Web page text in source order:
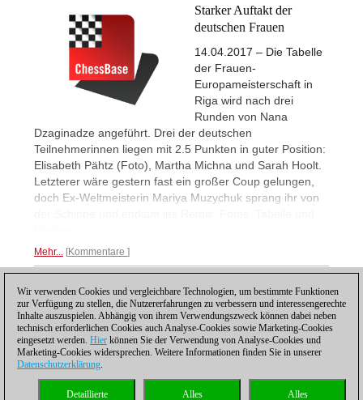
Starker Auftakt der
deutschen Frauen
14.04.2017 – Die Tabelle
der Frauen-
Europameisterschaft in
Riga wird nach drei
Runden von Nana
Dzaginadze angeführt. Drei der deutschen
Teilnehmerinnen liegen mit 2.5 Punkten in guter Position:
Elisabeth Pähtz (Foto), Martha Michna und Sarah Hoolt.
Letzterer wäre gestern fast ein großer Coup gelungen,
doch Ex-Weltmeisterin Mariya Muzychuk sprang ihr von
Mehr... Kommentare
1
Datenschutzhinweis| Kontakt| |Lizenzen
Wir verwenden Cookies und vergleichbare Technologien, um bestimmte Funktionen
zur Verfügung zu stellen, die Nutzererfahrungen zu verbessern und interessengerechte
Inhalte auszuspielen. Abhängig von ihrem Verwendungszweck können dabei neben
technisch erforderlichen Cookies auch Analyse-Cookies sowie Marketing-Cookies
eingesetzt werden. Hier können Sie der Verwendung von Analyse-Cookies und
Marketing-Cookies widersprechen. Weitere Informationen finden Sie in unserer
Datenschutzerklärung.
Alles
Alles
Detaillierte